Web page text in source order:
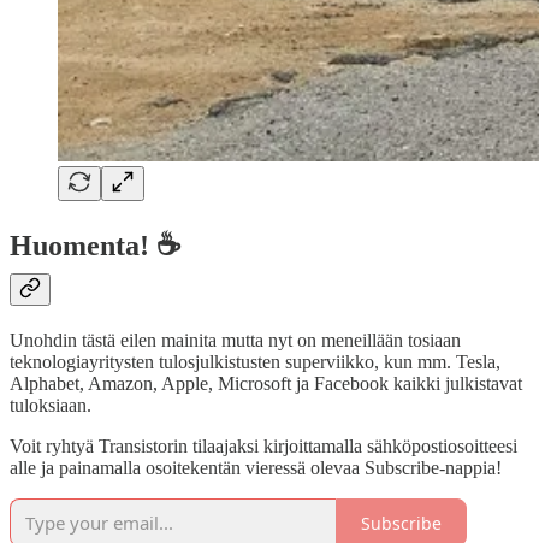
Huomenta! ☕
Unohdin tästä eilen mainita mutta nyt on meneillään tosiaan
teknologiayritysten tulosjulkistusten superviikko, kun mm. Tesla,
Alphabet, Amazon, Apple, Microsoft ja Facebook kaikki julkistavat
tuloksiaan.
Voit ryhtyä Transistorin tilaajaksi kirjoittamalla sähköpostiosoitteesi
alle ja painamalla osoitekentän vieressä olevaa Subscribe-nappia!
Subscribe